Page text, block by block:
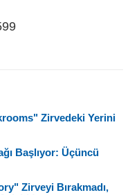
Zirvedeki Yerini
Başlıyor: Üçüncü
Zirveyi Bırakmadı,